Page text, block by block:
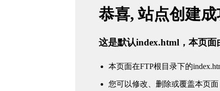
恭喜, 站点创建
这是默认index.html，本页面
本页面在FTP根目录下的
您可以修改、删除或覆盖本页面